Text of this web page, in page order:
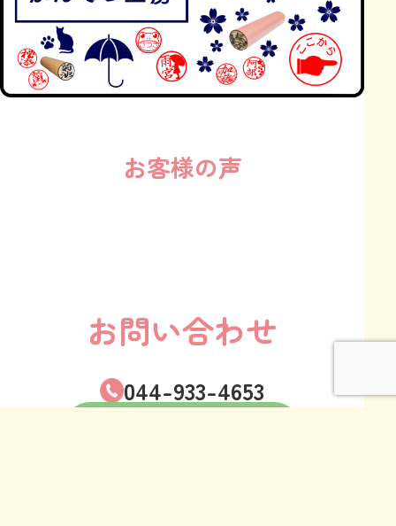
お客様の声
お問い合わせ
044-933-4653